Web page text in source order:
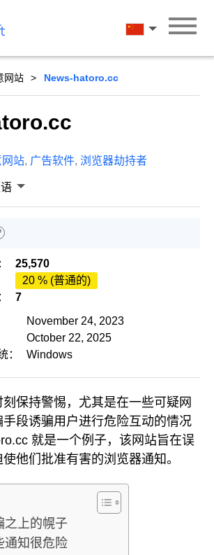
汉语
网站 News-hatoro.cc
网站, 广告软件, 浏览器劫持者
25,570
20 % (普通的)
7
November 24, 2023
October 22, 2025
：
Windows
刻保持警惕，尤其是在一些可疑网
段诱骗用户进行危险互动的情况
就是一个例子，该网站旨在误
他们批准有害的浏览器通知。
之上的幌子
通知很危险